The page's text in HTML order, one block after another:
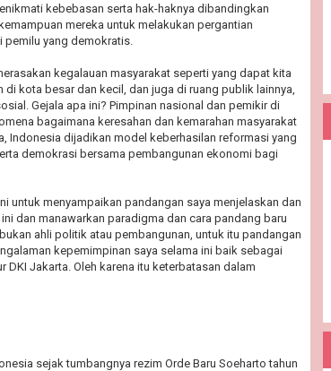
kebebasan serta hak-haknya dibandingkan
mereka untuk melakukan pergantian
yang demokratis.
kegalauan masyarakat seperti yang dapat kita
kota besar dan kecil, dan juga di ruang publik lainnya,
Gejala apa ini? Pimpinan nasional dan pemikir di
bagaimana keresahan dan kemarahan masyarakat
Indonesia dijadikan model keberhasilan reformasi yang
demokrasi bersama pembangunan ekonomi bagi
untuk menyampaikan pandangan saya menjelaskan dan
dan manawarkan paradigma dan cara pandang baru
ahli politik atau pembangunan, untuk itu pandangan
kepemimpinan saya selama ini baik sebagai
DKI Jakarta. Oleh karena itu keterbatasan dalam
sejak tumbangnya rezim Orde Baru Soeharto tahun